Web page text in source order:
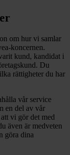
om hur vi samlar
koncernen.
kund, kandidat i
Du
rättigheter du har
vår service
en del av vår
vi gör det med
även är medveten
göra dina